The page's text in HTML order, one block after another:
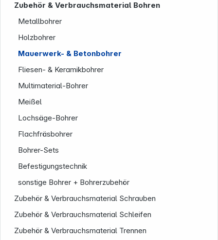
Zubehör & Verbrauchsmaterial Bohren
Metallbohrer
Holzbohrer
Mauerwerk- & Betonbohrer
Fliesen- & Keramikbohrer
Multimaterial-Bohrer
Meißel
Lochsäge-Bohrer
Flachfräsbohrer
Bohrer-Sets
Befestigungstechnik
sonstige Bohrer + Bohrerzubehör
Zubehör & Verbrauchsmaterial Schrauben
Zubehör & Verbrauchsmaterial Schleifen
Zubehör & Verbrauchsmaterial Trennen